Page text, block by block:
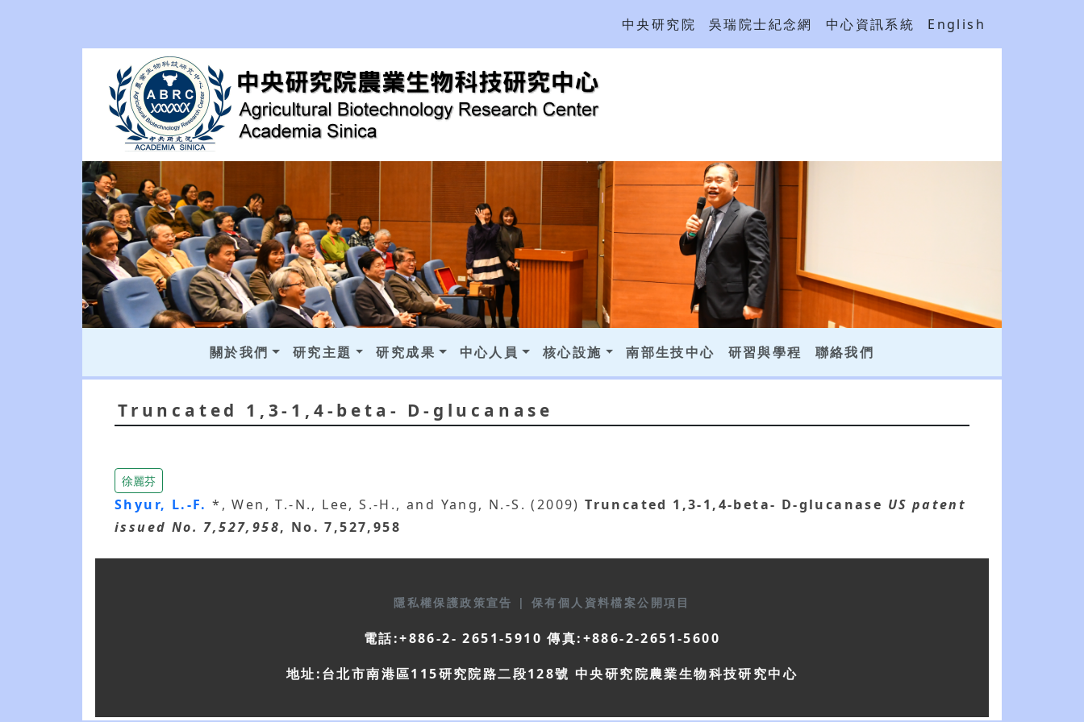
中央研究院 吳瑞院士紀念網 中心資訊系統 English
關於我們 研究主題 研究成果 中心人員 核心設施 南部生技中心 研習與學程 聯絡我們
Truncated 1,3-1,4-beta- D-glucanase
徐麗芬
Shyur, L.-F.*, Wen, T.-N., Lee, S.-H., and Yang, N.-S. (2009)Truncated 1,3-1,4-beta- D-glucanase US patent
issued No. 7,527,958, No. 7,527,958
隱私權保護政策宣告 | 保有個人資料檔案公開項目
電話:+886-2- 2651-5910 傳真:+886-2-2651-5600
地址:台北市南港區115研究院路二段128號 中央研究院農業生物科技研究中心